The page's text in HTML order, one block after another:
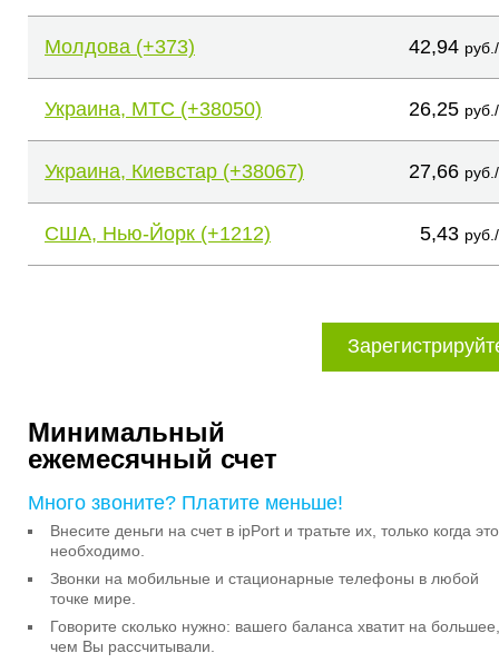
Молдова (+373) 42,94
Украина, МТС (+38050) 26,25
Украина, Киевстар (+38067) 27,66
США, Нью-Йорк (+1212) 5,43
Минимальный
ежемесячный счет
Много звоните? Платите меньше!
Внесите деньги на счет в ipPort и тратьте их, только когда это
необходимо.
Звонки на мобильные и стационарные телефоны в любой
точке мире.
Говорите сколько нужно: вашего баланса хватит на большее,
чем Вы рассчитывали.